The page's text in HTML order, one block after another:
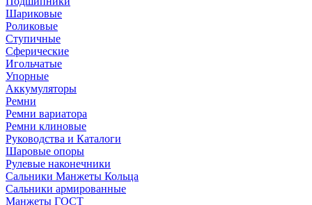
Шариковые
Роликовые
Ступичные
Сферические
Игольчатые
Упорные
Аккумуляторы
Ремни
Ремни вариатора
Ремни клиновые
Руководства и Каталоги
Шаровые опоры
Рулевые наконечники
Сальники Манжеты Кольца
Сальники армированные
Манжеты ГОСТ